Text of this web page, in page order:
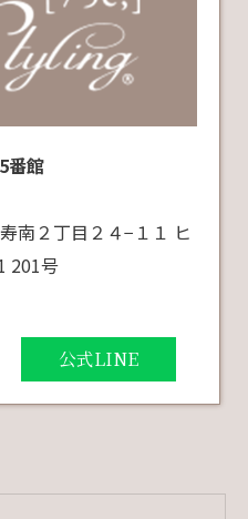
番館
南２丁目２４−１１ ヒ
201号
公式LINE